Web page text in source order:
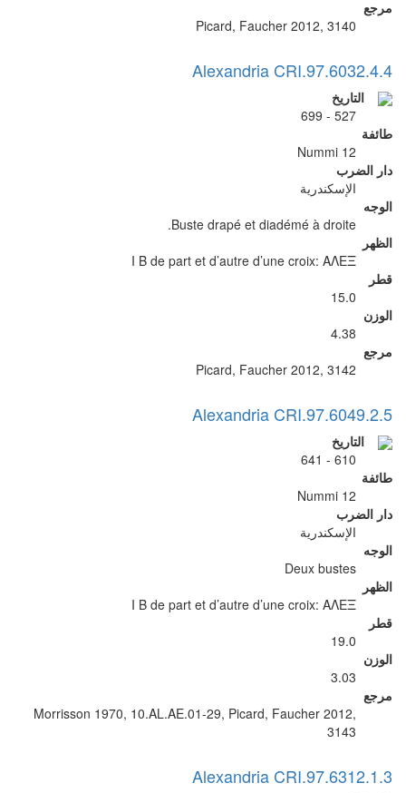
مرجع
Picard, Faucher 2012, 3140
Alexandria CRI.97.6032.4.4
التاريخ
527 - 699
طائفة
12 Nummi
دار الضرب
الإسكندرية
الوجه
Buste drapé et diadémé à droite.
الظهر
I B de part et d’autre d’une croix: ΑΛΕΞ
قطر
15.0
الوزن
4.38
مرجع
Picard, Faucher 2012, 3142
Alexandria CRI.97.6049.2.5
التاريخ
610 - 641
طائفة
12 Nummi
دار الضرب
الإسكندرية
الوجه
Deux bustes
الظهر
I B de part et d’autre d’une croix: ΑΛΕΞ
قطر
19.0
الوزن
3.03
مرجع
Morrisson 1970, 10.AL.AE.01-29, Picard, Faucher 2012,
3143
Alexandria CRI.97.6312.1.3